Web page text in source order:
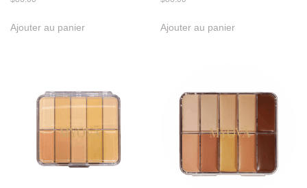
Ajouter au panier Ajouter au panier